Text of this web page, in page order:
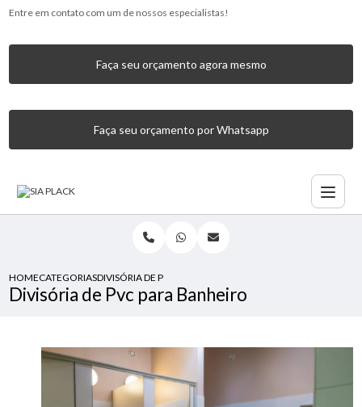
Entre em contato com um de nossos especialistas!
Faça seu orçamento agora mesmo
Faça seu orçamento por Whatsapp
HOMECATEGORIASDIVISÓRIA DE PVC PARA BANHEIRO
Divisória de Pvc para Banheiro